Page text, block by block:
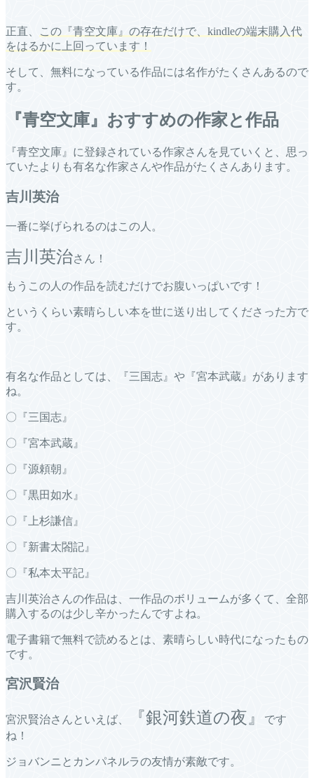
正直、
この『青空文庫』の存在だけで、kindleの端末購入代
をはるかに上回っています！
そして、無料になっている作品には名作がたくさんあるので
す。
『青空文庫』おすすめの作家と作品
『青空文庫』に登録されている作家さんを見ていくと、思っ
ていたよりも有名な作家さんや作品がたくさんあります。
吉川英治
一番に挙げられるのはこの人。
吉川英治さん！
もうこの人の作品を読むだけでお腹いっぱいです！
というくらい素晴らしい本を世に送り出してくださった方で
す。
有名な作品としては、『三国志』や『宮本武蔵』があります
ね。
〇『三国志』
〇『宮本武蔵』
〇『源頼朝』
〇『黒田如水』
〇『上杉謙信』
〇『新書太閤記』
〇『私本太平記』
吉川英治さんの作品は、一作品のボリュームが多くて、全部
購入するのは少し辛かったんですよね。
電子書籍で無料で読めるとは、素晴らしい時代になったもの
です。
宮沢賢治
宮沢賢治さんといえば、 『銀河鉄道の夜』
です
ね！
ジョバンニとカンパネルラの友情が素敵です。